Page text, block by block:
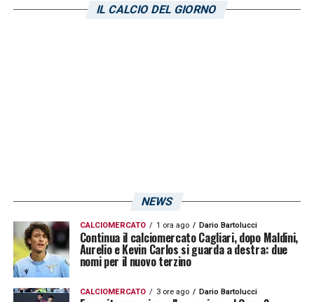
Parma ha Franco Vasquez: sono calciatori
LA PLAYLIST DELLE NOSTRE TOP NEWS
IL CALCIO DEL GIORNO
NEWS
CALCIOMERCATO 1 ora ago Dario Bartolucci
Continua il calciomercato Cagliari, dopo Maldini,
Aurelio e Kevin Carlos si guarda a destra: due
nomi per il nuovo terzino
CALCIOMERCATO 3 ore ago Dario Bartolucci